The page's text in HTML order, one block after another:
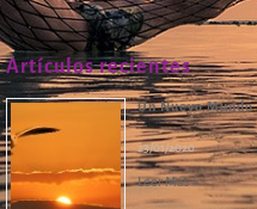
Artículos recientes
Un Nuevo Mundo
23/01/2020
Leer Más »